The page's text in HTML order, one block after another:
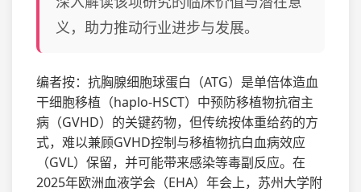
义，助力推动行业进步与发展。
编者按：抗胸腺细胞球蛋白（ATG）是单倍体造血
干细胞移植（haplo-HSCT）中预防移植物抗宿主
病（GVHD）的关键药物，但传统按体重给药的方
式，难以兼顾GVHD控制与移植物抗白血病效应
（GVL）保留，并可能带来感染等毒副反应。在
2025年欧洲血液学会（EHA）年会上，苏州大学附